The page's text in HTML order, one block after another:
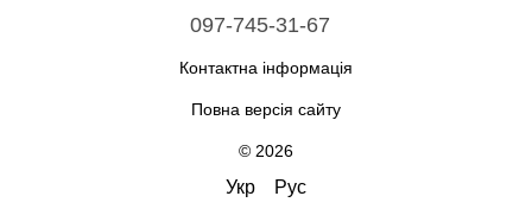
097-745-31-67
Контактна інформація
Повна версія сайту
© 2026
Укр Рус